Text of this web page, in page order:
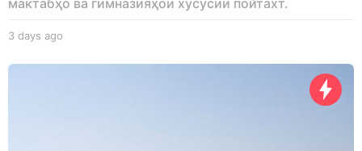
3 days ago
a